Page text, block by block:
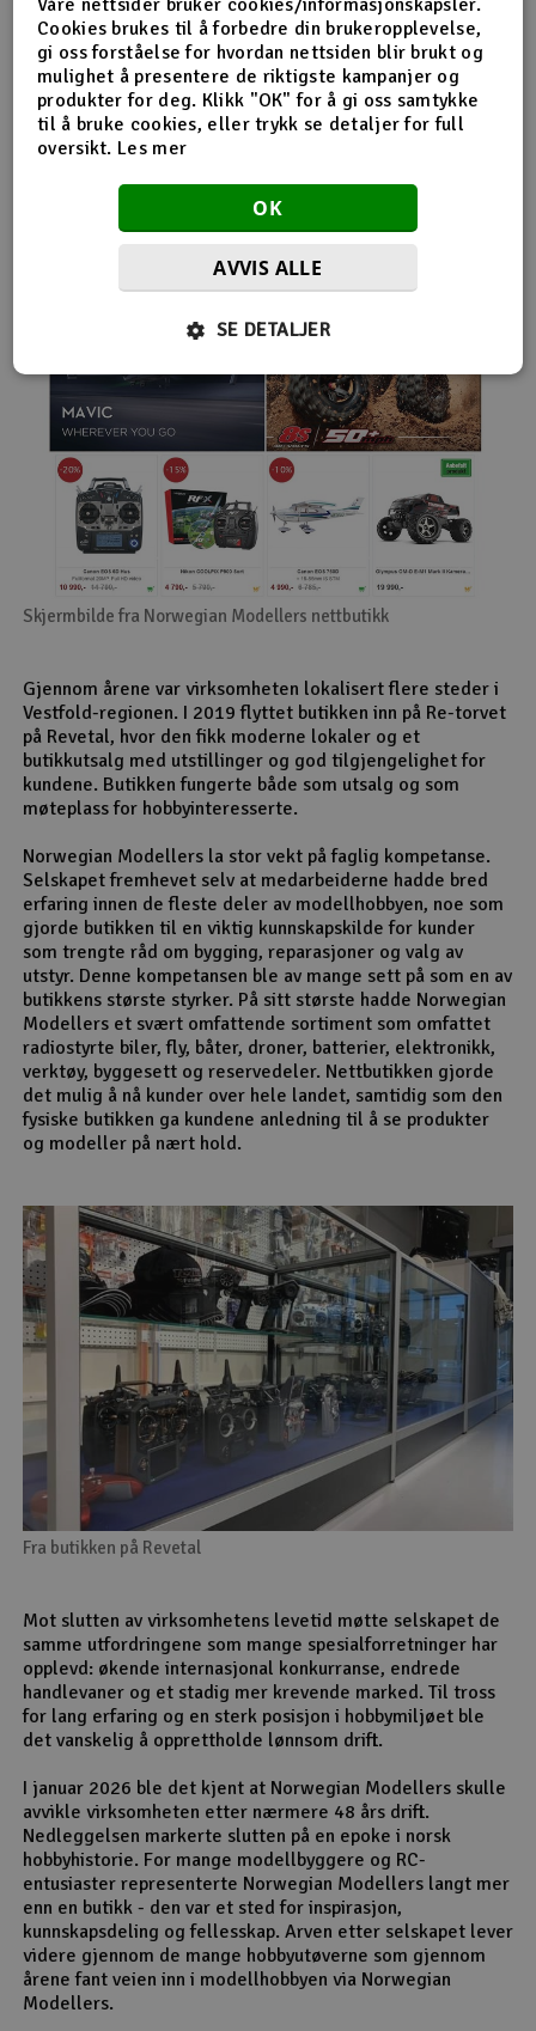
nybegynnerutstyr og avanserte løsninger hos samme
leverandør. Da internett for alvor endret
handelsmønstrene på 2000-tallet, satset Norwegian
Modellers tidlig på netthandel. Nettbutikken modellers.no
gjorde det mulig for kunder fra hele landet å handle
spesialprodukter som tidligere ofte bare var tilgjengelige i
større byer. Samtidig fortsatte selskapet å drive fysisk
Skjermbilde fra Norwegian Modellers nettbutikk
Gjennom årene var virksomheten lokalisert flere steder i
Vestfold-regionen. I 2019 flyttet butikken inn på Re-torvet
på Revetal, hvor den fikk moderne lokaler og et
butikkutsalg med utstillinger og god tilgjengelighet for
kundene. Butikken fungerte både som utsalg og som
møteplass for hobbyinteresserte.
Norwegian Modellers la stor vekt på faglig kompetanse.
Selskapet fremhevet selv at medarbeiderne hadde bred
erfaring innen de fleste deler av modellhobbyen, noe som
gjorde butikken til en viktig kunnskapskilde for kunder
som trengte råd om bygging, reparasjoner og valg av
utstyr. Denne kompetansen ble av mange sett på som en av
butikkens største styrker. På sitt største hadde Norwegian
Modellers et svært omfattende sortiment som omfattet
radiostyrte biler, fly, båter, droner, batterier, elektronikk,
verktøy, byggesett og reservedeler. Nettbutikken gjorde
det mulig å nå kunder over hele landet, samtidig som den
fysiske butikken ga kundene anledning til å se produkter
og modeller på nært hold.
Fra butikken på Revetal
Mot slutten av virksomhetens levetid møtte selskapet de
samme utfordringene som mange spesialforretninger har
opplevd: økende internasjonal konkurranse, endrede
handlevaner og et stadig mer krevende marked. Til tross
for lang erfaring og en sterk posisjon i hobbymiljøet ble
det vanskelig å opprettholde lønnsom drift.
I januar 2026 ble det kjent at Norwegian Modellers skulle
avvikle virksomheten etter nærmere 48 års drift.
Nedleggelsen markerte slutten på en epoke i norsk
hobbyhistorie. For mange modellbyggere og RC-
entusiaster representerte Norwegian Modellers langt mer
enn en butikk - den var et sted for inspirasjon,
kunnskapsdeling og fellesskap. Arven etter selskapet lever
videre gjennom de mange hobbyutøverne som gjennom
årene fant veien inn i modellhobbyen via Norwegian
Modellers.
Cookies brukes til å forbedre din brukeropplevelse,
gi oss forståelse for hvordan nettsiden blir brukt og
mulighet å presentere de riktigste kampanjer og
produkter for deg. Klikk "OK" for å gi oss samtykke
til å bruke cookies, eller trykk se detaljer for full
oversikt. Les mer
OK
AVVIS ALLE
SE DETALJER